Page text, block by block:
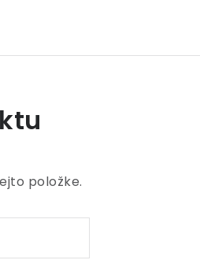
položke.